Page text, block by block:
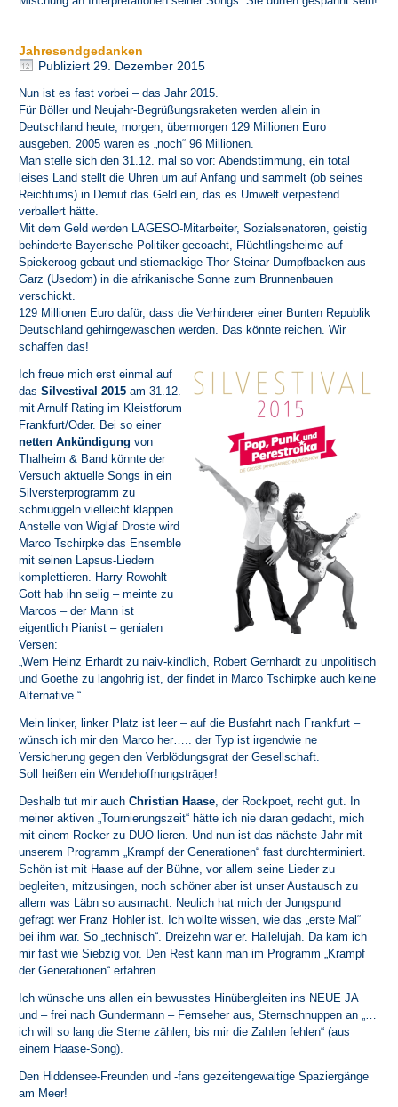
Jahresendgedanken
Publiziert 29. Dezember 2015
Nun ist es fast vorbei – das Jahr 2015.
Für Böller und Neujahr-Begrüßungsraketen werden allein in
Deutschland heute, morgen, übermorgen 129 Millionen Euro
ausgeben. 2005 waren es „noch“ 96 Millionen.
Man stelle sich den 31.12. mal so vor: Abendstimmung, ein total
leises Land stellt die Uhren um auf Anfang und sammelt (ob seines
Reichtums) in Demut das Geld ein, das es Umwelt verpestend
verballert hätte.
Mit dem Geld werden LAGESO-Mitarbeiter, Sozialsenatoren, geistig
behinderte Bayerische Politiker gecoacht, Flüchtlingsheime auf
Spiekeroog gebaut und stiernackige Thor-Steinar-Dumpfbacken aus
Garz (Usedom) in die afrikanische Sonne zum Brunnenbauen
verschickt.
129 Millionen Euro dafür, dass die Verhinderer einer Bunten Republik
Deutschland gehirngewaschen werden. Das könnte reichen. Wir
schaffen das!
Ich freue mich erst einmal auf
dasSilvestival 2015 am 31.12.
mit Arnulf Rating im Kleistforum
Frankfurt/Oder. Bei so einer
netten Ankündigung von
Thalheim & Band könnte der
Versuch aktuelle Songs in ein
Silversterprogramm zu
schmuggeln vielleicht klappen.
Anstelle von Wiglaf Droste wird
Marco Tschirpke das Ensemble
mit seinen Lapsus-Liedern
komplettieren. Harry Rowohlt –
Gott hab ihn selig – meinte zu
Marcos – der Mann ist
eigentlich Pianist – genialen
Versen:
„Wem Heinz Erhardt zu naiv-kindlich, Robert Gernhardt zu unpolitisch
und Goethe zu langohrig ist, der findet in Marco Tschirpke auch keine
Alternative.“
Mein linker, linker Platz ist leer – auf die Busfahrt nach Frankfurt –
wünsch ich mir den Marco her….. der Typ ist irgendwie ne
Versicherung gegen den Verblödungsgrat der Gesellschaft.
Soll heißen ein Wendehoffnungsträger!
Deshalb tut mir auchChristian Haase, der Rockpoet, recht gut. In
meiner aktiven „Tournierungszeit“ hätte ich nie daran gedacht, mich
mit einem Rocker zu DUO-lieren. Und nun ist das nächste Jahr mit
unserem Programm „Krampf der Generationen“ fast durchterminiert.
Schön ist mit Haase auf der Bühne, vor allem seine Lieder zu
begleiten, mitzusingen, noch schöner aber ist unser Austausch zu
allem was Läbn so ausmacht. Neulich hat mich der Jungspund
gefragt wer Franz Hohler ist. Ich wollte wissen, wie das „erste Mal“
bei ihm war. So „technisch“. Dreizehn war er. Hallelujah. Da kam ich
mir fast wie Siebzig vor. Den Rest kann man im Programm „Krampf
der Generationen“ erfahren.
Ich wünsche uns allen ein bewusstes Hinübergleiten ins NEUE JA
und – frei nach Gundermann – Fernseher aus, Sternschnuppen an „…
ich will so lang die Sterne zählen, bis mir die Zahlen fehlen“ (aus
einem Haase-Song).
Den Hiddensee-Freunden und -fans gezeitengewaltige Spaziergänge
am Meer!